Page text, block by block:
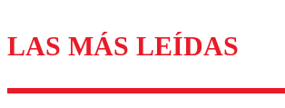
Los comentarios son moderados para
diálogo respetuoso.
LAS MÁS LEÍDAS